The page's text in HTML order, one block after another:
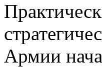
Армии